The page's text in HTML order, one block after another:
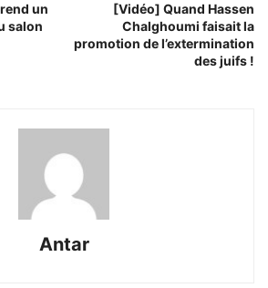
un
salon
[Vidéo] Quand Hassen
Chalghoumi faisait la
promotion de l’extermination
des juifs !
Antar